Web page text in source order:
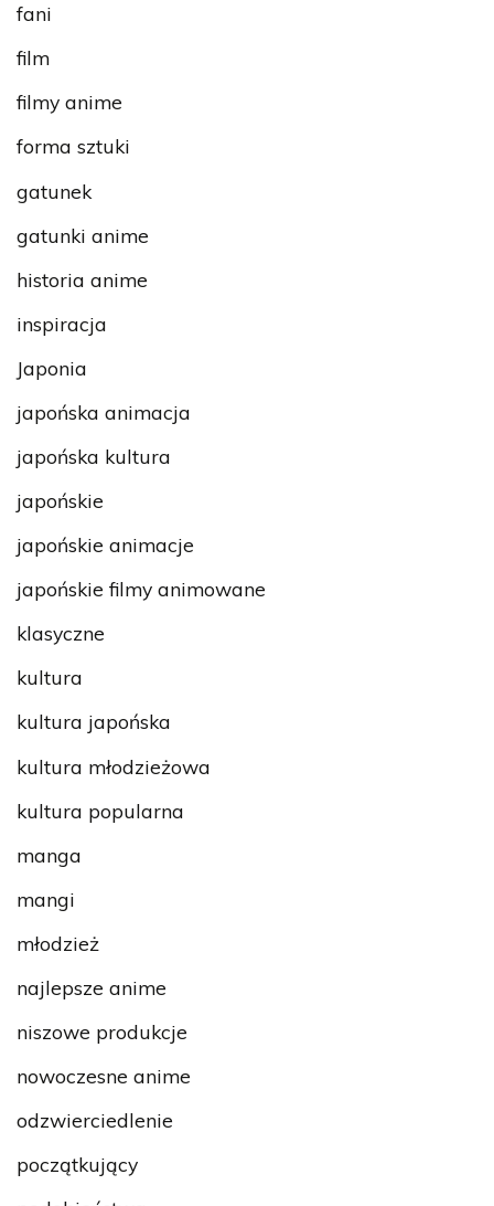
fani
film
filmy anime
forma sztuki
gatunek
gatunki anime
historia anime
inspiracja
Japonia
japońska animacja
japońska kultura
japońskie
japońskie animacje
japońskie filmy animowane
klasyczne
kultura
kultura japońska
kultura młodzieżowa
kultura popularna
manga
mangi
młodzież
najlepsze anime
niszowe produkcje
nowoczesne anime
odzwierciedlenie
początkujący